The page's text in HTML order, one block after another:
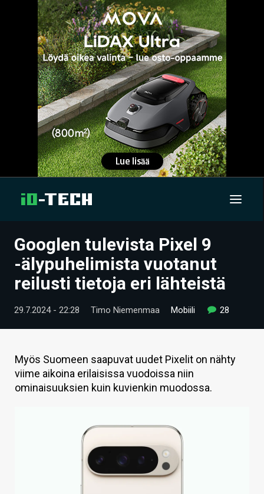
UUTISET
ARTIKKELIT
VIDEOT
TECHBBS
TIETOA
HINTA.FI
Googlen tulevista Pixel 9
-älypuhelimista vuotanut
reilusti tietoja eri lähteistä
29.7.2024 - 22:28 Timo Niemenmaa Mobiili 28
Myös Suomeen saapuvat uudet Pixelit on nähty
viime aikoina erilaisissa vuodoissa niin
ominaisuuksien kuin kuvienkin muodossa.